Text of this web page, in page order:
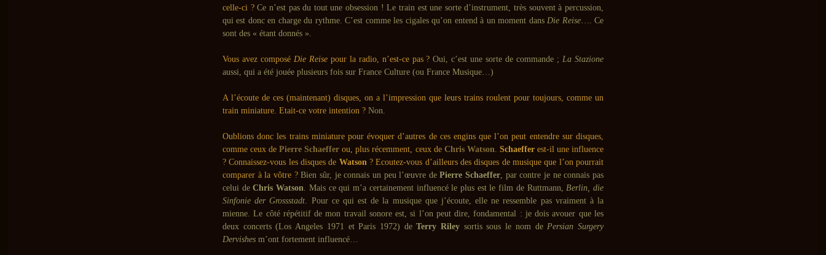
celle-ci ?Ce n’est pas du tout une obsession ! Le train est une sorte d’instrument, très souvent à percussion,
qui est donc en charge du rythme. C’est comme les cigales qu’on entend à un moment dansDie Reise…. Ce
sont des « étant donnés ».
Vous avez composéDie Reisepour la radio, n’est-ce pas ? Oui, c’est une sorte de commande ;La Stazione
aussi, qui a été jouée plusieurs fois sur France Culture (ou France Musique…)
A l’écoute de ces (maintenant) disques, on a l’impression que leurs trains roulent pour toujours, comme un
train miniature. Etait-ce votre intention ? Non.
Oublions donc les trains miniature pour évoquer d’autres de ces engins que l’on peut entendre sur disques,
comme ceux dePierre Schaeffer ou, plus récemment, ceux de Chris Watson. Schaefferest-il une influence
? Connaissez-vous les disques de Watson? Ecoutez-vous d’ailleurs des disques de musique que l’on pourrait
comparer à la vôtre ?Bien sûr, je connais un peu l’œuvre dePierre Schaeffer, par contre je ne connais pas
celui deChris Watson. Mais ce qui m’a certainement influencé le plus est le film de Ruttmann,Berlin, die
Sinfonie der Grossstadt. Pour ce qui est de la musique que j’écoute, elle ne ressemble pas vraiment à la
mienne. Le côté répétitif de mon travail sonore est, si l’on peut dire, fondamental : je dois avouer que les
deux concerts (Los Angeles 1971 et Paris 1972) deTerry Riley sortis sous le nom dePersian Surgery
Dervishes m’ont fortement influencé…